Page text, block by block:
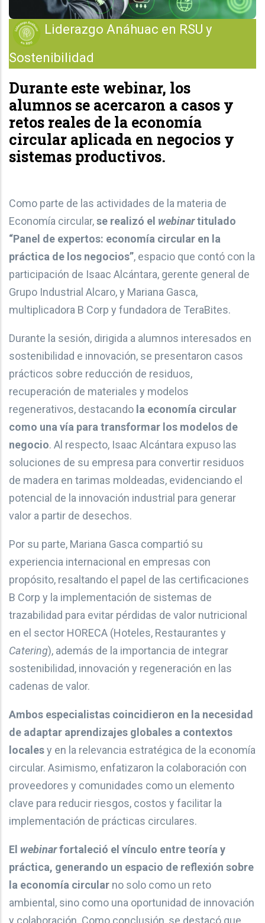
Liderazgo Anáhuac en RSU y
Sostenibilidad
Durante este webinar, los
alumnos se acercaron a casos y
retos reales de la economía
circular aplicada en negocios y
sistemas productivos.
Como parte de las actividades de la materia de
Economía circular,se realizó el webinartitulado
“Panel de expertos: economía circular en la
práctica de los negocios”, espacio que contó con la
participación de Isaac Alcántara, gerente general de
Grupo Industrial Alcaro, y Mariana Gasca,
multiplicadora B Corp y fundadora de TeraBites.
Durante la sesión, dirigida a alumnos interesados en
sostenibilidad e innovación, se presentaron casos
prácticos sobre reducción de residuos,
recuperación de materiales y modelos
regenerativos, destacando la economía circular
como una vía para transformar los modelos de
negocio. Al respecto, Isaac Alcántara expuso las
soluciones de su empresa para convertir residuos
de madera en tarimas moldeadas, evidenciando el
potencial de la innovación industrial para generar
valor a partir de desechos.
Por su parte, Mariana Gasca compartió su
experiencia internacional en empresas con
propósito, resaltando el papel de las certificaciones
B Corp y la implementación de sistemas de
trazabilidad para evitar pérdidas de valor nutricional
en el sector HORECA (Hoteles, Restaurantes y
Catering), además de la importancia de integrar
sostenibilidad, innovación y regeneración en las
cadenas de valor.
Ambos especialistas coincidieron en la necesidad
de adaptar aprendizajes globales a contextos
localesy en la relevancia estratégica de la economía
circular. Asimismo, enfatizaron la colaboración con
proveedores y comunidades como un elemento
clave para reducir riesgos, costos y facilitar la
implementación de prácticas circulares.
El webinarfortaleció el vínculo entre teoría y
práctica, generando un espacio de reflexión sobre
la economía circular no solo como un reto
ambiental, sino como una oportunidad de innovación
y colaboración. Como conclusión, se destacó que